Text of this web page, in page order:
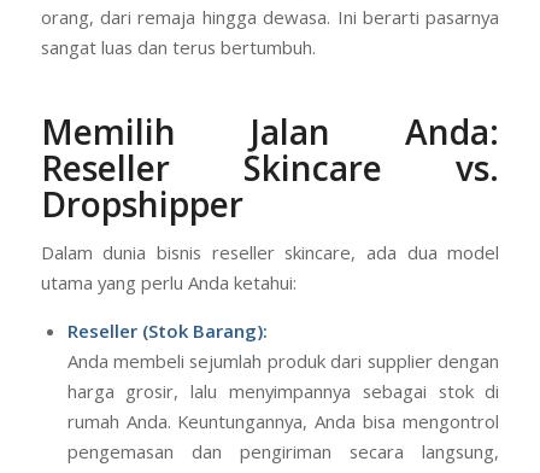
orang, dari remaja hingga dewasa. Ini berarti pasarnya
sangat luas dan terus bertumbuh.
Memilih Jalan Anda:
Reseller Skincare vs.
Dropshipper
Dalam dunia bisnis reseller skincare, ada dua model
utama yang perlu Anda ketahui:
Reseller (Stok Barang):
Anda membeli sejumlah produk dari supplier dengan
harga grosir, lalu menyimpannya sebagai stok di
rumah Anda. Keuntungannya, Anda bisa mengontrol
pengemasan dan pengiriman secara langsung,